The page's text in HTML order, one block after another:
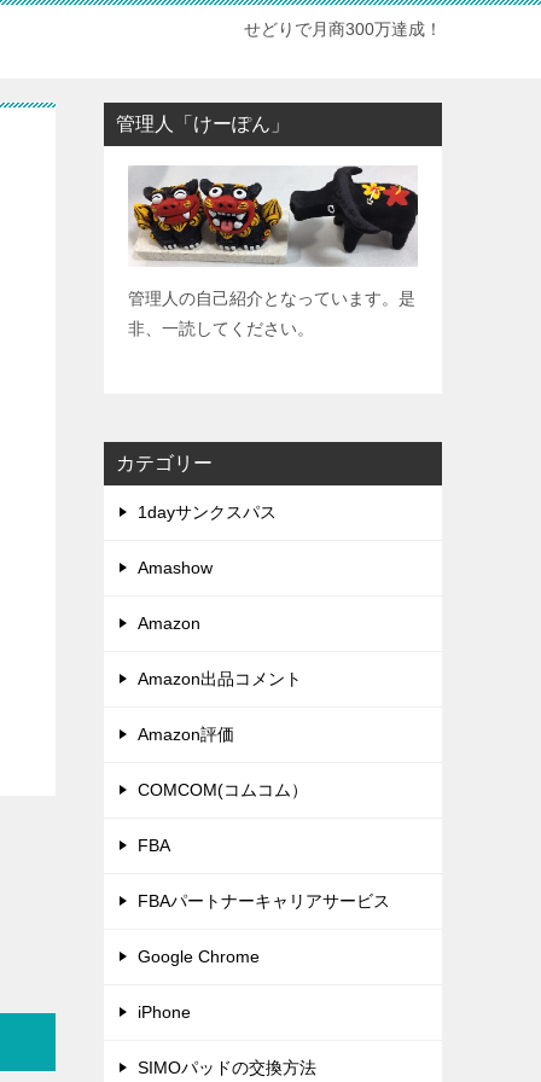
せどりで月商300万達成！
管理人「けーぽん」
管理人の自己紹介となっています。是
非、一読してください。
カテゴリー
1dayサンクスパス
Amashow
Amazon
Amazon出品コメント
Amazon評価
COMCOM(コムコム）
FBA
FBAパートナーキャリアサービス
Google Chrome
iPhone
SIMOパッドの交換方法